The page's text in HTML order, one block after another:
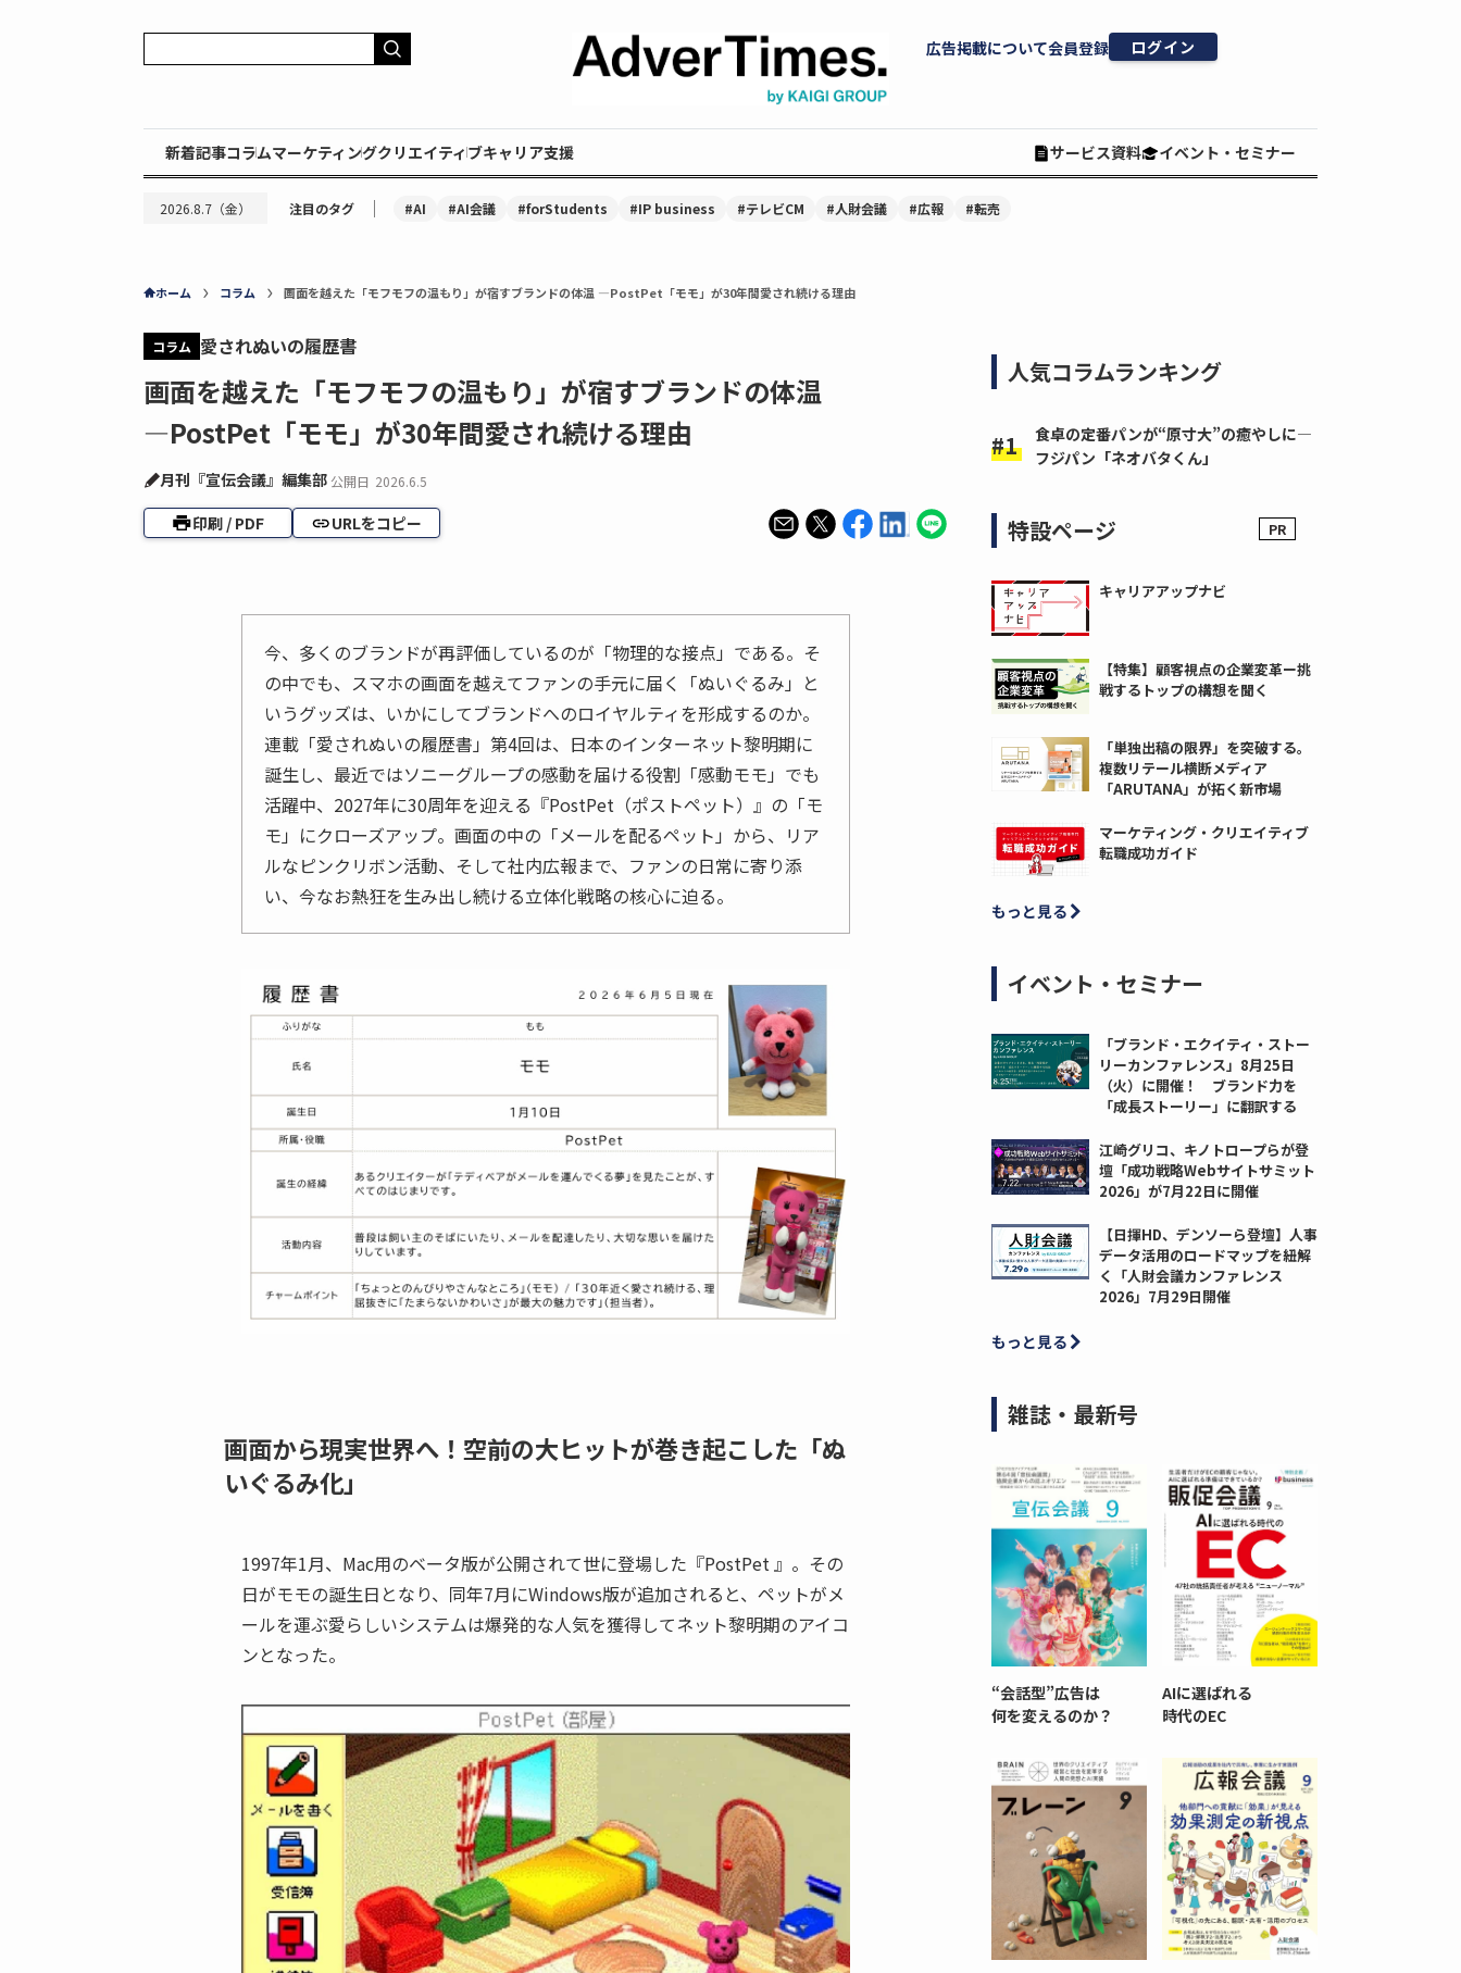
広告掲載について会員登録 ログイン
新着記事コラムマーケティングクリエイティブキャリア支援 サービス資料 イベント・セミナー
2026.8.7（金） 注目のタグ ｜ #AI #AI会議 #forStudents #IP business #テレビCM #人財会議 #広報 #転売
ホーム コラム 画面を越えた「モフモフの温もり」が宿すブランドの体温 ―PostPet「モモ」が30年間愛され続ける理由
コラム 愛されぬいの履歴書
画面を越えた「モフモフの温もり」が宿すブランドの体温
―PostPet「モモ」が30年間愛され続ける理由
月刊『宣伝会議』編集部 公開日 2026.6.5
印刷 / PDF URLをコピー
今、多くのブランドが再評価しているのが「物理的な接点」である。そ
の中でも、スマホの画面を越えてファンの手元に届く「ぬいぐるみ」と
いうグッズは、いかにしてブランドへのロイヤルティを形成するのか。
連載「愛されぬいの履歴書」第4回は、日本のインターネット黎明期に
誕生し、最近ではソニーグループの感動を届ける役割「感動モモ」でも
活躍中、2027年に30周年を迎える『PostPet（ポストペット）』の「モ
モ」にクローズアップ。画面の中の「メールを配るペット」から、リア
ルなピンクリボン活動、そして社内広報まで、ファンの日常に寄り添
い、今なお熱狂を生み出し続ける立体化戦略の核心に迫る。
画面から現実世界へ！空前の大ヒットが巻き起こした「ぬ
いぐるみ化」
1997年1月、Mac用のベータ版が公開されて世に登場した『PostPet 』。その
日がモモの誕生日となり、同年7月にWindows版が追加されると、ペットがメ
ールを運ぶ愛らしいシステムは爆発的な人気を獲得してネット黎明期のアイコ
ンとなった。
人気コラムランキング
食卓の定番パンが“原寸大”の癒やしに―
フジパン「ネオバタくん」
特設ページ
キャリアアップナビ
【特集】顧客視点の企業変革ー挑
戦するトップの構想を聞く
「単独出稿の限界」を突破する。
複数リテール横断メディア
「ARUTANA」が拓く新市場
マーケティング・クリエイティブ
転職成功ガイド
もっと見る
イベント・セミナー
「ブランド・エクイティ・ストー
リーカンファレンス」8月25日
（火）に開催！ ブランド力を
「成長ストーリー」に翻訳する
江崎グリコ、キノトロープらが登
壇「成功戦略Webサイトサミット
2026」が7月22日に開催
【日揮HD、デンソーら登壇】人事
データ活用のロードマップを紐解
く「人財会議カンファレンス
2026」7月29日開催
もっと見る
雑誌・最新号
“会話型”広告は
何を変えるのか？
AIに選ばれる
時代のEC